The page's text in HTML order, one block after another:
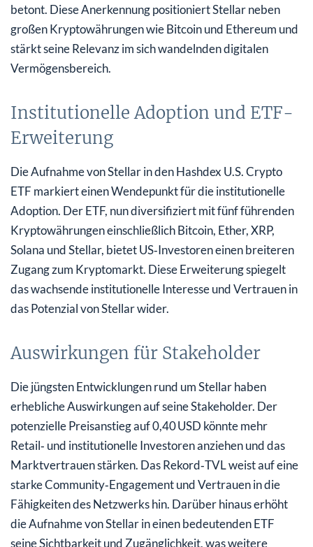
betont. Diese Anerkennung positioniert Stellar neben
großen Kryptowährungen wie Bitcoin und Ethereum und
stärkt seine Relevanz im sich wandelnden digitalen
Vermögensbereich.
Institutionelle Adoption und ETF-
Erweiterung
Die Aufnahme von Stellar in den Hashdex U.S. Crypto
ETF markiert einen Wendepunkt für die institutionelle
Adoption. Der ETF, nun diversifiziert mit fünf führenden
Kryptowährungen einschließlich Bitcoin, Ether, XRP,
Solana und Stellar, bietet US‑Investoren einen breiteren
Zugang zum Kryptomarkt. Diese Erweiterung spiegelt
das wachsende institutionelle Interesse und Vertrauen in
das Potenzial von Stellar wider.
Auswirkungen für Stakeholder
Die jüngsten Entwicklungen rund um Stellar haben
erhebliche Auswirkungen auf seine Stakeholder. Der
potenzielle Preisanstieg auf 0,40 USD könnte mehr
Retail‑ und institutionelle Investoren anziehen und das
Marktvertrauen stärken. Das Rekord‑TVL weist auf eine
starke Community‑Engagement und Vertrauen in die
Fähigkeiten des Netzwerks hin. Darüber hinaus erhöht
die Aufnahme von Stellar in einen bedeutenden ETF
seine Sichtbarkeit und Zugänglichkeit, was weitere